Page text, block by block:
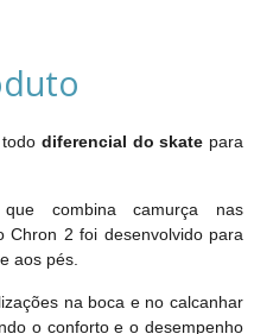
tododiferencial do skate para
combina camurça nas
Chron 2 foi desenvolvido para
aos pés.
na boca e no calcanhar
o conforto e o desempenho